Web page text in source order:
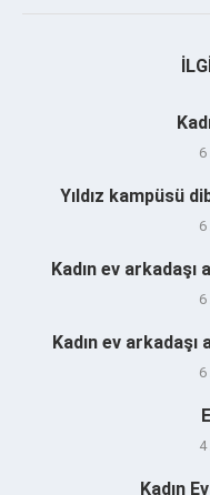
Yıldız kampüsü
Kadın ev arkadaşı
Kadın ev arkadaşı
Kadın